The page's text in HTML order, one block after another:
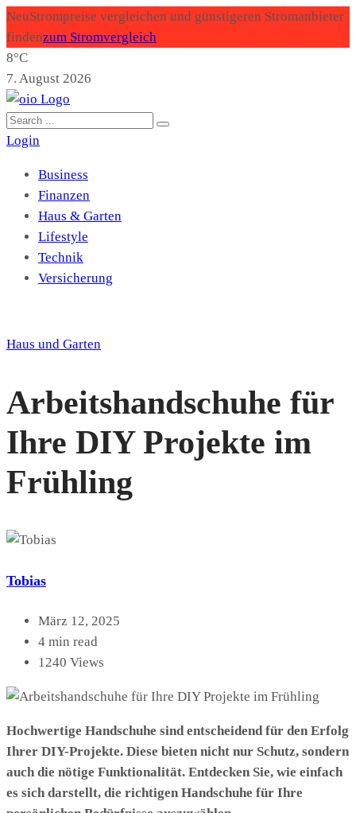
NeuStrompreise vergleichen und günstigeren Stromanbieter
findenzum Stromvergleich
8°C
7. August 2026
Login
Business
Finanzen
Haus & Garten
Lifestyle
Technik
Versicherung
Haus und Garten
Arbeitshandschuhe für
Ihre DIY Projekte im
Frühling
Tobias
März 12, 2025
4 min read
1240 Views
Hochwertige Handschuhe sind entscheidend für den Erfolg
Ihrer DIY-Projekte. Diese bieten nicht nur Schutz, sondern
auch die nötige Funktionalität. Entdecken Sie, wie einfach
es sich darstellt, die richtigen Handschuhe für Ihre